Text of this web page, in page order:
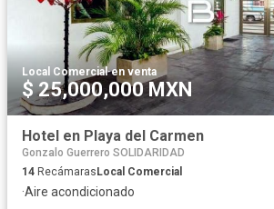
Local Comercial·en venta
$ 25,000,000 MXN
Hotel en Playa del Carmen
Gonzalo Guerrero SOLIDARIDAD
14 Recámaras Local Comercial
·Aire acondicionado